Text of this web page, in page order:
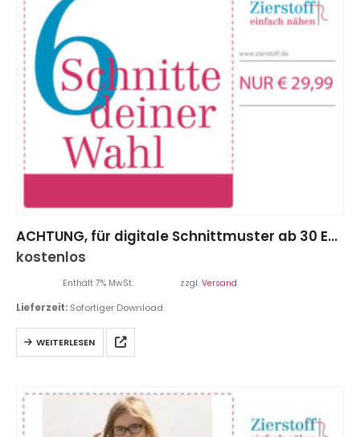
ACHTUNG, für digitale Schnittmuster ab 30 Euro Einkaufswert gibt es 20% Rabatt
kostenlos
Enthält 7% MwSt. zzgl. Versand
Lieferzeit: Sofortiger Download.
WEITERLESEN